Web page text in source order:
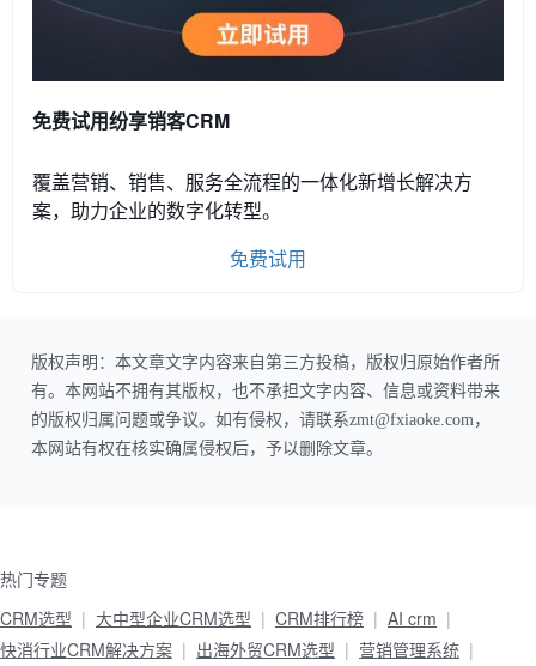
免费试用纷享销客CRM
覆盖营销、销售、服务全流程的一体化新增长解决方
案，助力企业的数字化转型。
免费试用
版权声明：本文章文字内容来自第三方投稿，版权归原始作者所
有。本网站不拥有其版权，也不承担文字内容、信息或资料带来
的版权归属问题或争议。如有侵权，请联系zmt@fxiaoke.com，
本网站有权在核实确属侵权后，予以删除文章。
热门专题
CRM选型
大中型企业CRM选型 CRM排行榜
AI crm
快消行业CRM解决方案
出海外贸CRM选型 营销管理系统